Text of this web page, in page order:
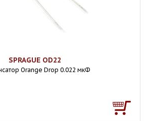
SPRAGUE OD22
Orange Drop 0.022 мкФ